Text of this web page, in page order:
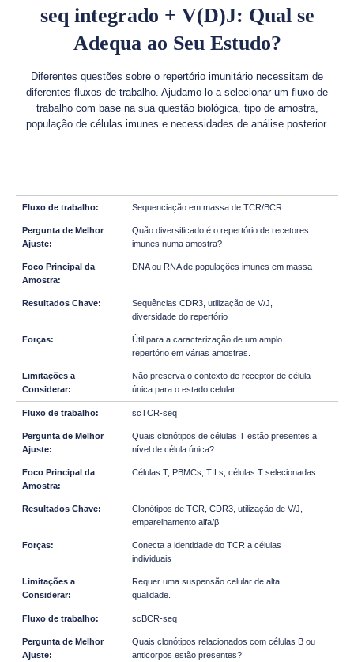
seq integrado + V(D)J: Qual se
Adequa ao Seu Estudo?
Diferentes questões sobre o repertório imunitário necessitam de
diferentes fluxos de trabalho. Ajudamo-lo a selecionar um fluxo de
trabalho com base na sua questão biológica, tipo de amostra,
população de células imunes e necessidades de análise posterior.
Sequenciação em massa de TCR/BCR
Quão diversificado é o repertório de recetores
imunes numa amostra?
DNA ou RNA de populações imunes em massa
Sequências CDR3, utilização de V/J,
diversidade do repertório
Útil para a caracterização de um amplo
repertório em várias amostras.
Não preserva o contexto de receptor de célula
única para o estado celular.
scTCR-seq
Quais clonótipos de células T estão presentes a
nível de célula única?
Células T, PBMCs, TILs, células T selecionadas
Clonótipos de TCR, CDR3, utilização de V/J,
emparelhamento alfa/β
Conecta a identidade do TCR a células
individuais
Requer uma suspensão celular de alta
qualidade.
scBCR-seq
Quais clonótipos relacionados com células B ou
anticorpos estão presentes?